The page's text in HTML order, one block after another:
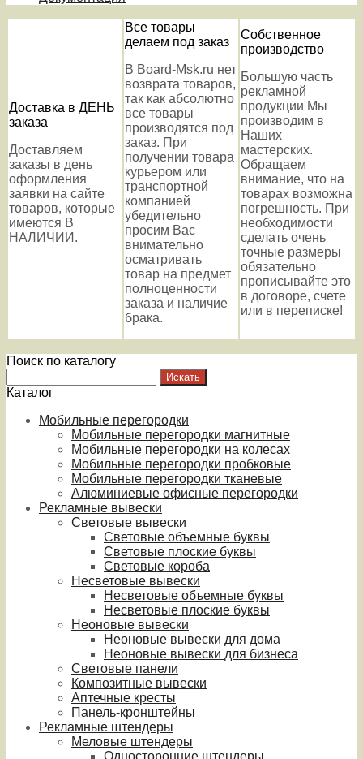
Доставка в ДЕНЬ
заказа
Доставляем
заказы в день
оформления
заявки на сайте
товаров, которые
имеются В
НАЛИЧИИ.
Все товары
делаем под заказ
В Board-Msk.ru нет
возврата товаров,
так как абсолютно
все товары
производятся под
заказ. При
получении товара
курьером или
транспортной
компанией
убедительно
просим Вас
внимательно
осматривать
товар на предмет
полноценности
заказа и наличие
брака.
Собственное
производство
Большую часть
рекламной
продукции Мы
производим в
Наших
мастерских.
Обращаем
внимание, что на
товарах возможна
погрешность. При
необходимости
сделать очень
точные размеры
обязательно
прописывайте это
в договоре, счете
или в переписке!
Поиск по каталогу
Каталог
Мобильные перегородки
Мобильные перегородки магнитные
Мобильные перегородки на колесах
Мобильные перегородки пробковые
Мобильные перегородки тканевые
Алюминиевые офисные перегородки
Рекламные вывески
Световые вывески
Световые объемные буквы
Световые плоские буквы
Световые короба
Несветовые вывески
Несветовые объемные буквы
Несветовые плоские буквы
Неоновые вывески
Неоновые вывески для дома
Неоновые вывески для бизнеса
Световые панели
Композитные вывески
Аптечные кресты
Панель-кронштейны
Рекламные штендеры
Меловые штендеры
Односторонние штендеры